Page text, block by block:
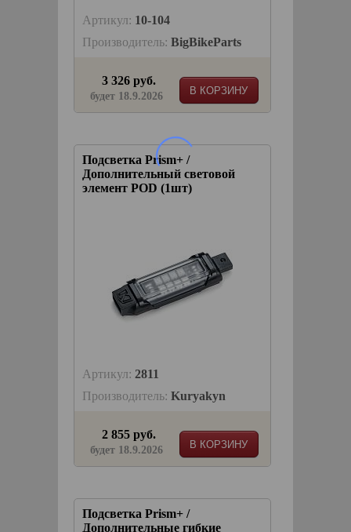
Артикул: 10-104
Производитель: BigBikeParts
В КОРЗИНУ
3 326 руб.
будет 18.9.2026
Подсветка Prism+ /
Дополнительный световой
элемент POD (1шт)
Артикул: 2811
Производитель: Kuryakyn
В КОРЗИНУ
2 855 руб.
будет 18.9.2026
Подсветка Prism+ /
Дополнительные гибкие